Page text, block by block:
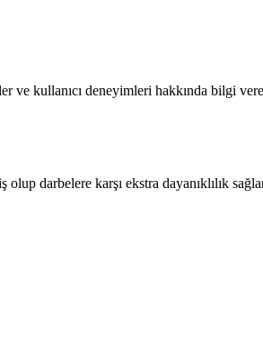
kullanıcı deneyimleri hakkında bilgi
darbelere karşı ekstra dayanıklılık